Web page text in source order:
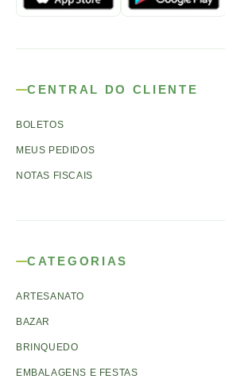
CENTRAL DO CLIENTE
BOLETOS
MEUS PEDIDOS
NOTAS FISCAIS
CATEGORIAS
ARTESANATO
BAZAR
BRINQUEDO
EMBALAGENS E FESTAS